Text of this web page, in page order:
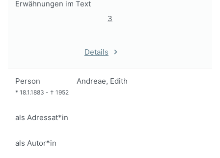
Erwähnungen im Text
3
Details
Person Andreae, Edith
* 18.1.1883 - † 1952
als Adressat*in
als Autor*in